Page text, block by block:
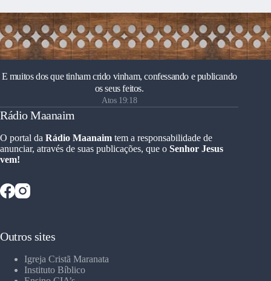
E muitos dos que tinham crido vinham, confessando e publicando
os seus feitos.
Atos 19:18
Rádio Maanaim
O portal da Rádio Maanaim tem a responsabilidade de
anunciar, através de suas publicações, que o Senhor Jesus
vem!
Outros sites
Igreja Cristã Maranata
Instituto Bíblico